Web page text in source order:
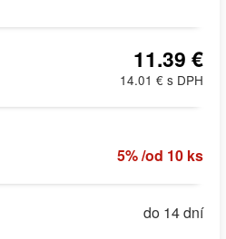
11.39 €
14.01 € s DPH
5% /od 10 ks
do 14 dní